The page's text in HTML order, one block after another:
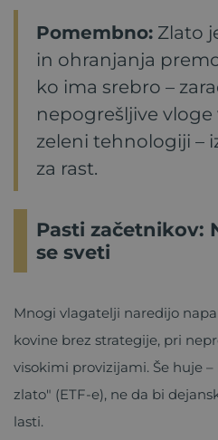
Pomembno: Zlato
in ohranjanja
ko ima srebro –
nepogrešljive
zeleni tehnologiji –
za rast.
Pasti začetnikov:
se sveti
Mnogi vlagatelji naredijo
kovine brez strategije, pri
visokimi provizijami. Še huje
zlato" (ETF-e), ne da bi
lasti.